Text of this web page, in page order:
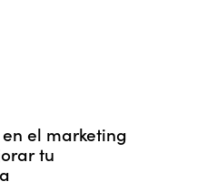
el marketing
tu